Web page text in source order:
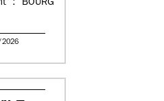
: BOURG
2026